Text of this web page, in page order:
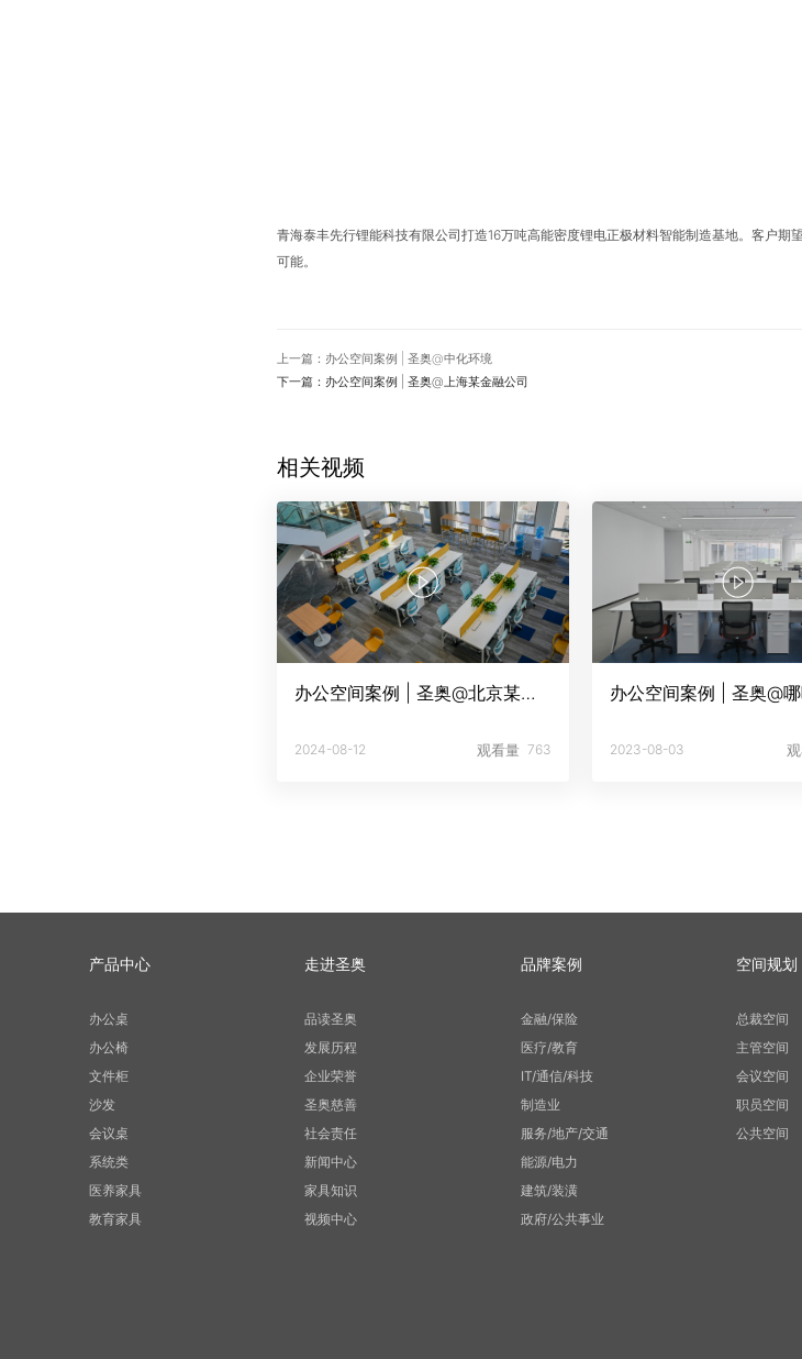
青海泰丰先行锂能科技有限公司打造16万吨高能密度锂电正极材料智能制造基地。客户
可能。
上一篇：办公空间案例 | 圣奥@中化环境
下一篇：办公空间案例 | 圣奥@上海某金融公司
相关视频
办公空间案例 | 圣奥@北京某通信公司
2024-08-12 观看量 763
办公空间案例 | 圣奥@
2023-08-03
产品中心
办公桌
办公椅
文件柜
沙发
会议桌
系统类
医养家具
教育家具
走进圣奥
品读圣奥
发展历程
企业荣誉
圣奥慈善
社会责任
新闻中心
家具知识
视频中心
品牌案例
金融/保险
医疗/教育
IT/通信/科技
制造业
服务/地产/交通
能源/电力
建筑/装潢
政府/公共事业
空间规划
总裁空间
主管空间
会议空间
职员空间
公共空间